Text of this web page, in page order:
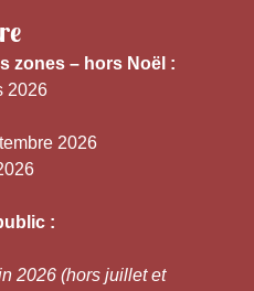
zones – hors Noël :
2026
2026
:
2026 (hors juillet et